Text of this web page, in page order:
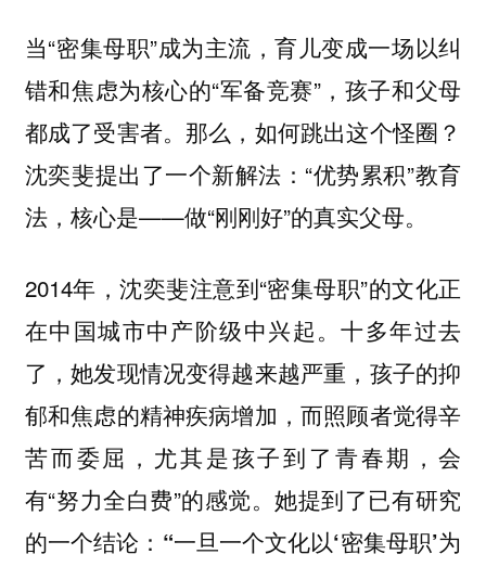
当“密集母职”成为主流，育儿变成一场以纠
错和焦虑为核心的“军备竞赛”，孩子和父母
都成了受害者。那么，如何跳出这个怪圈？
沈奕斐提出了一个新解法：“优势累积”教育
法，核心是——做“刚刚好”的真实父母。
2014年，沈奕斐注意到“密集母职”的文化正
在中国城市中产阶级中兴起。十多年过去
了，她发现情况变得越来越严重，孩子的抑
郁和焦虑的精神疾病增加，而照顾者觉得辛
苦而委屈，尤其是孩子到了青春期，会
有“努力全白费”的感觉。她提到了已有研究
的一个结论：“一旦一个文化以‘密集母职’为